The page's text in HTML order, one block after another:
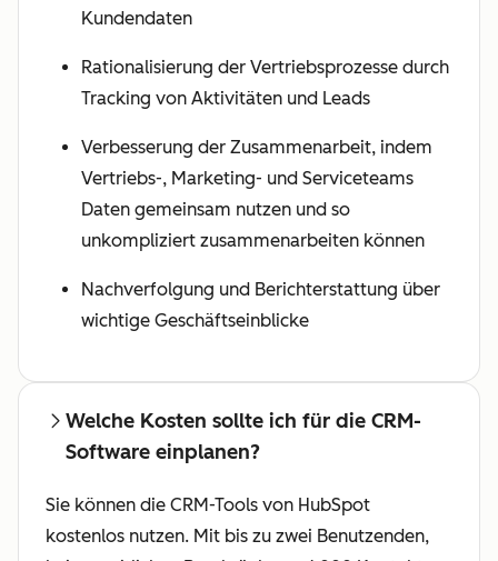
Kundendaten
Rationalisierung der Vertriebsprozesse durch
Tracking von Aktivitäten und Leads
Verbesserung der Zusammenarbeit, indem
Vertriebs-, Marketing- und Serviceteams
Daten gemeinsam nutzen und so
unkompliziert zusammenarbeiten können
Nachverfolgung und Berichterstattung über
wichtige Geschäftseinblicke
Welche Kosten sollte ich für die CRM-
Software einplanen?
Sie können die CRM-Tools von HubSpot
kostenlos nutzen. Mit bis zu zwei Benutzenden,